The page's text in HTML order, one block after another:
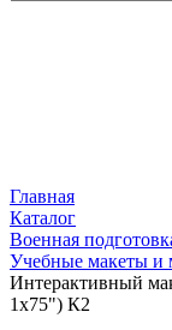
Главная
Каталог
Военная
Учебные макеты и
Интерактивный
1х75") К2